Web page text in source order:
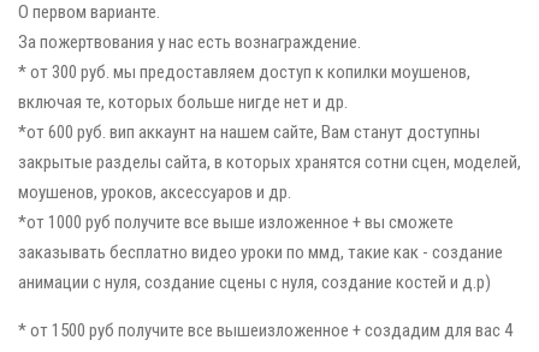
О первом варианте.
За пожертвования у нас есть вознаграждение.
* от 300 руб. мы предоставляем доступ к копилки моушенов,
включая те, которых больше нигде нет и др.
*от 600 руб. вип аккаунт на нашем сайте, Вам станут доступны
закрытые разделы сайта, в которых хранятся сотни сцен, моделей,
моушенов, уроков, аксессуаров и др.
*от 1000 руб получите все выше изложенное + вы сможете
заказывать бесплатно видео уроки по ммд, такие как - создание
анимации с нуля, создание сцены с нуля, создание костей и д.р)
* от 1500 руб получите все вышеизложенное + создадим для вас 4